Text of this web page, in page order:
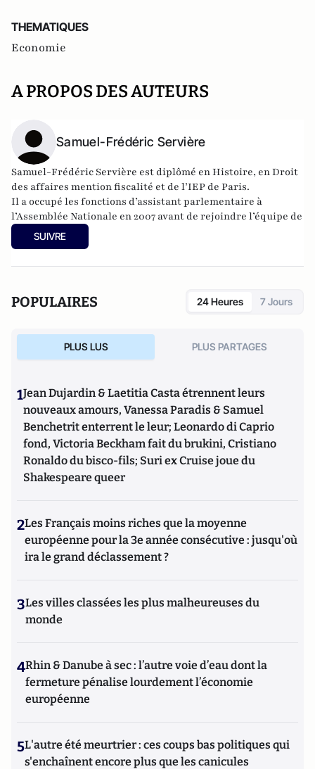
THEMATIQUES
Economie
A PROPOS DES AUTEURS
Samuel-Frédéric Servière
Samuel-Frédéric Servière est diplômé en Histoire, en Droit
des affaires mention fiscalité et de l’IEP de Paris.
Il a occupé les fonctions d’assistant parlementaire à
l’Assemblée Nationale en 2007 avant de rejoindre l’équipe de
l’
iFRAPen 2008.
SUIVRE
POPULAIRES 24 Heures 7 Jours
PLUS LUS PLUS PARTAGES
1Jean Dujardin & Laetitia Casta étrennent leurs
nouveaux amours, Vanessa Paradis & Samuel
Benchetrit enterrent le leur; Leonardo di Caprio
fond, Victoria Beckham fait du brukini, Cristiano
Ronaldo du bisco-fils; Suri ex Cruise joue du
Shakespeare queer
2Les Français moins riches que la moyenne
européenne pour la 3e année consécutive : jusqu'où
ira le grand déclassement ?
3Les villes classées les plus malheureuses du
monde
4Rhin & Danube à sec : l’autre voie d’eau dont la
fermeture pénalise lourdement l’économie
européenne
5L'autre été meurtrier : ces coups bas politiques qui
s'enchaînent encore plus que les canicules